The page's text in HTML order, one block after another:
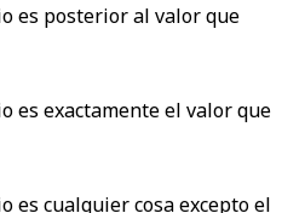
es posterioral valor que
es exactamenteel valor que
es cualquier cosa exceptoel